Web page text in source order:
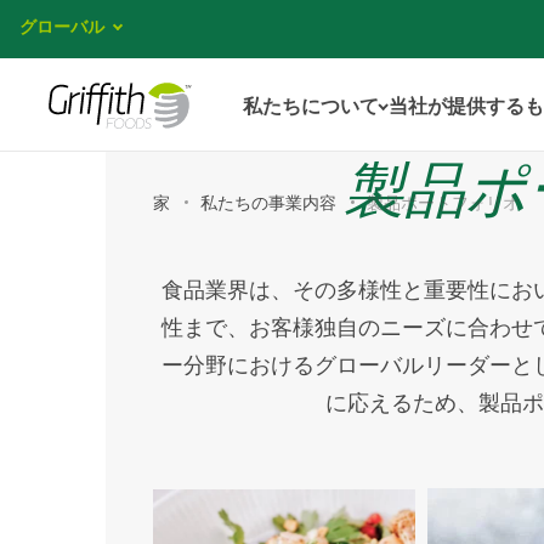
グローバル
私たちについて 当社が提供する
家 私たちの事業内容 製品ポートフォリオ
製品
食品業界は、その多様性と重要性に
性まで、お客様独自のニーズに合わ
ー分野におけるグローバルリーダー
に応えるため、製品